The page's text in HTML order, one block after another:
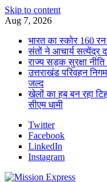
Skip to content
Aug 7, 2026
भारत का स्कोर 160
संतों ने आचार्य सत्येंद्र
राज्य सड़क सुरक्षा
उत्तराखंड परिवहन
जल्द
खेलों का हब बन रहा
सीएम धामी
Twitter
Facebook
LinkedIn
Instagram